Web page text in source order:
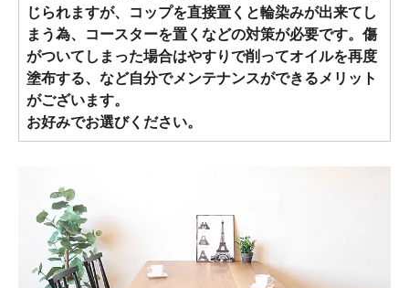
じられますが、コップを直接置くと輪染みが出来てし
まう為、コースターを置くなどの対策が必要です。傷
がついてしまった場合はやすりで削ってオイルを再度
塗布する、など自分でメンテナンスができるメリット
がございます。
お好みでお選びください。